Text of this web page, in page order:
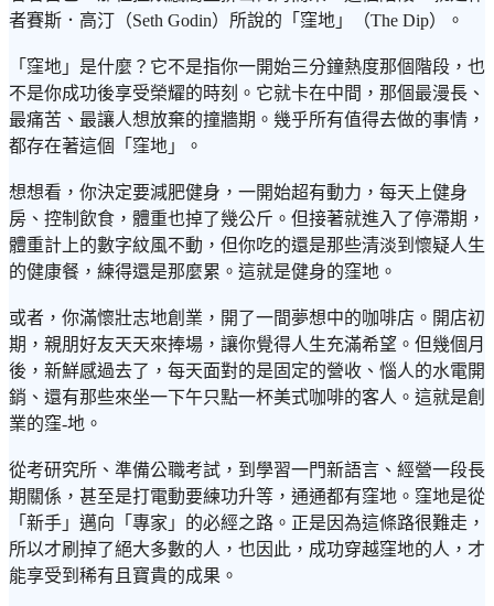
者賽斯．高汀（Seth Godin）所說的「窪地」（The Dip）。
「窪地」是什麼？它不是指你一開始三分鐘熱度那個階段，也
不是你成功後享受榮耀的時刻。它就卡在中間，那個最漫長、
最痛苦、最讓人想放棄的撞牆期。幾乎所有值得去做的事情，
都存在著這個「窪地」。
想想看，你決定要減肥健身，一開始超有動力，每天上健身
房、控制飲食，體重也掉了幾公斤。但接著就進入了停滯期，
體重計上的數字紋風不動，但你吃的還是那些清淡到懷疑人生
的健康餐，練得還是那麼累。這就是健身的窪地。
或者，你滿懷壯志地創業，開了一間夢想中的咖啡店。開店初
期，親朋好友天天來捧場，讓你覺得人生充滿希望。但幾個月
後，新鮮感過去了，每天面對的是固定的營收、惱人的水電開
銷、還有那些來坐一下午只點一杯美式咖啡的客人。這就是創
業的窪-地。
從考研究所、準備公職考試，到學習一門新語言、經營一段長
期關係，甚至是打電動要練功升等，通通都有窪地。窪地是從
「新手」邁向「專家」的必經之路。正是因為這條路很難走，
所以才刷掉了絕大多數的人，也因此，成功穿越窪地的人，才
能享受到稀有且寶貴的成果。